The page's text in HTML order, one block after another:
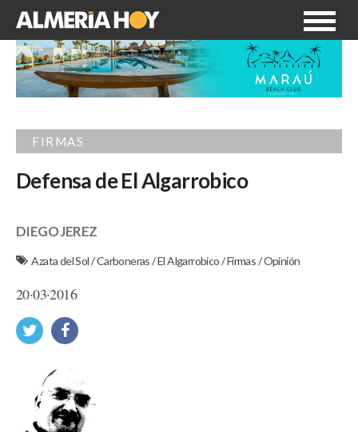
FIRMAS
Defensa de El Algarrobico
DIEGO JEREZ
Azata del Sol/Carboneras/El Algarrobico/Firmas/Opinión
20·03·2016